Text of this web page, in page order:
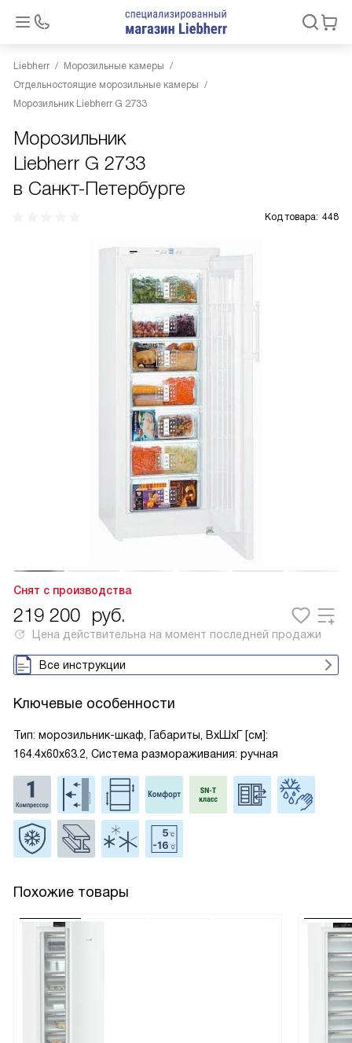
Liebherr
Морозильные камеры
Отдельностоящие морозильные камеры
Морозильник Liebherr G 2733
Морозильник
Liebherr G 2733
в Санкт-Петербурге
Код товара: 448
Снят с производства
219 200 руб.
Цена действительна на момент последней продажи
Все инструкции
Ключевые особенности
Тип: морозильник-шкаф, Габариты, ВxШxГ [см]:
164.4x60x63.2, Система размораживания: ручная
Похожие товары